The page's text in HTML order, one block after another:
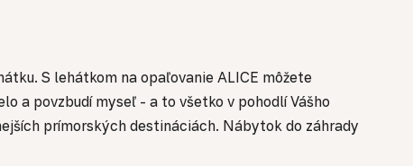
S lehátkom na opaľovanie ALICE môžete
a povzbudí myseľ - a to všetko v pohodlí Vášho
prímorských destináciách. Nábytok do záhrady